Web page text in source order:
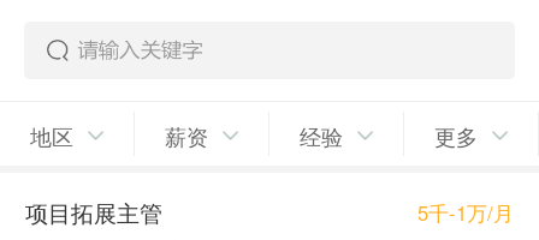
地区 薪资 经验 更多
项目拓展主管 5千-1万/月